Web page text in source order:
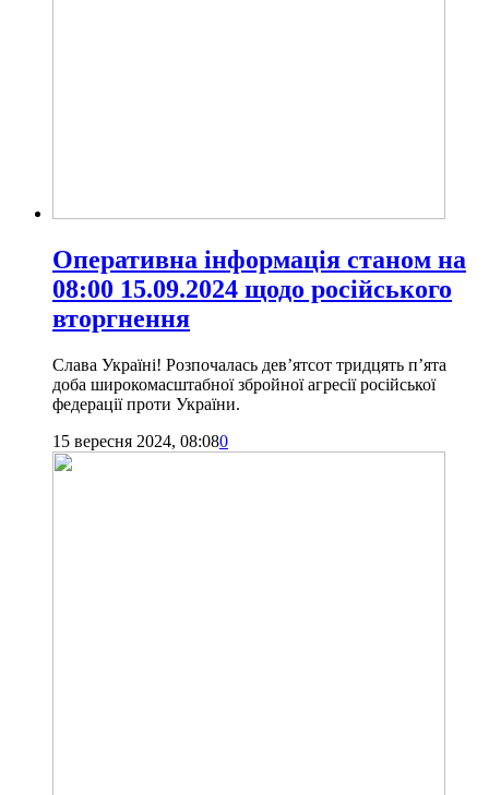
Оперативна інформація станом на
08:00 15.09.2024 щодо російського
вторгнення
Слава Україні! Розпочалась дев’ятсот тридцять п’ята
доба широкомасштабної збройної агресії російської
федерації проти України.
15 вересня 2024, 08:080